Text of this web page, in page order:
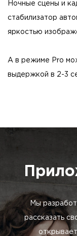
Ночные сцены и
стабилизатор
яркостью
А в режиме Pro
выдержкой в 2-3
Мы
рассказать